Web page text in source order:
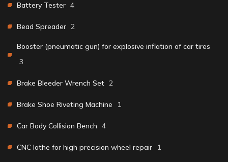
Battery Tester 4
Bead Spreader 2
Booster (pneumatic gun) for explosive inflation of car tires
3
Brake Bleeder Wrench Set 2
Brake Shoe Riveting Machine 1
Car Body Collision Bench 4
CNC lathe for high precision wheel repair 1